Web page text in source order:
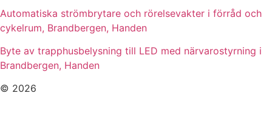
Automatiska strömbrytare och rörelsevakter i förråd och
cykelrum, Brandbergen, Handen
Byte av trapphusbelysning till LED med närvarostyrning i
Brandbergen, Handen
© 2026